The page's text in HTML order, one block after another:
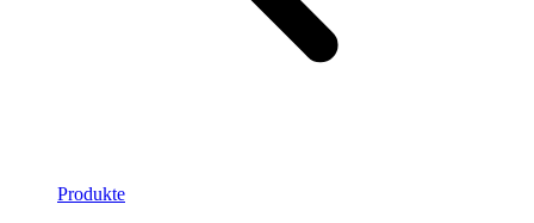
Produkte